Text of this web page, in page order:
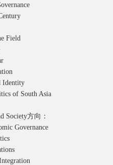
Field
Identity
of South Asia
Society方向：
Governance